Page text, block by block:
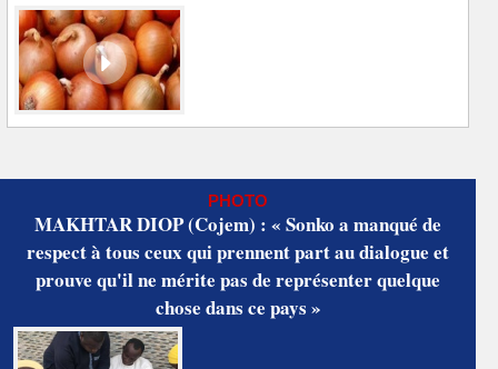
PHOTO
MAKHTAR DIOP (Cojem) : « Sonko a manqué de
respect à tous ceux qui prennent part au dialogue et
prouve qu'il ne mérite pas de représenter quelque
chose dans ce pays »